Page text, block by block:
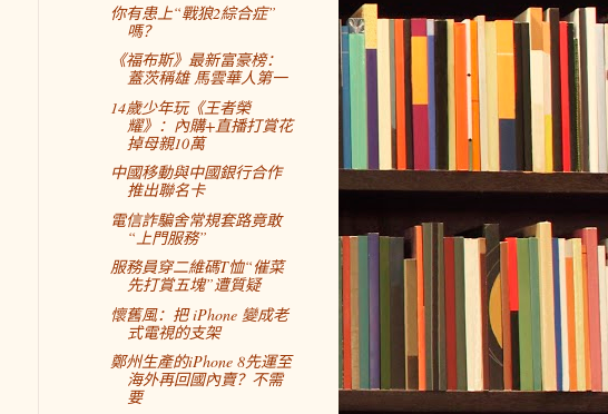
你有患上“戰狼2綜合症”
嗎？
《福布斯》最新富豪榜：
蓋茨稱雄 馬雲華人第一
14歲少年玩《王者榮
耀》：內購+直播打賞花
掉母親10萬
中國移動與中國銀行合作
推出聯名卡
電信詐騙舍常規套路竟敢
“上門服務”
服務員穿二維碼T恤“催菜
先打賞五塊”遭質疑
懷舊風：把 iPhone 變成老
式電視的支架
鄭州生產的iPhone 8先運至
海外再回國內賣？不需
要